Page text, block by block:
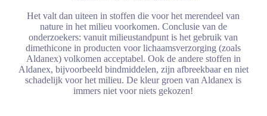
Het valt dan uiteen in stoffen die voor het merendeel van
nature in het milieu voorkomen. Conclusie van de
onderzoekers: vanuit milieustandpunt is het gebruik van
dimethicone in producten voor lichaamsverzorging (zoals
Aldanex) volkomen acceptabel. Ook de andere stoffen in
Aldanex, bijvoorbeeld bindmiddelen, zijn afbreekbaar en niet
schadelijk voor het milieu. De kleur groen van Aldanex is
immers niet voor niets gekozen!